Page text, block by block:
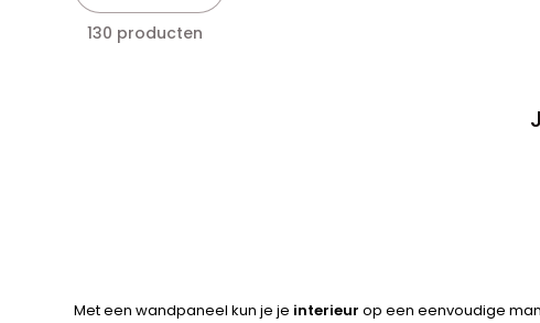
130 producten
Met een wandpaneel kun je je interieur op een eenvoudige